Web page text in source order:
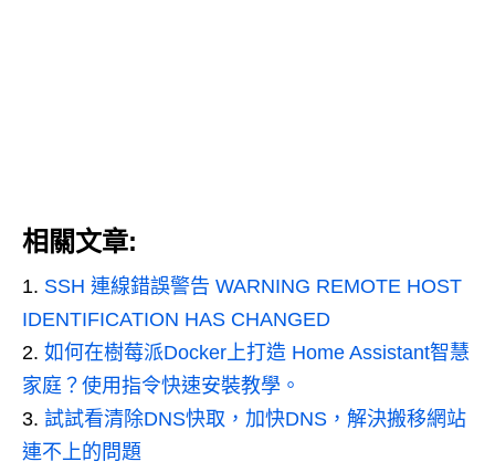
相關文章:
SSH 連線錯誤警告 WARNING REMOTE HOST
IDENTIFICATION HAS CHANGED
如何在樹莓派Docker上打造 Home Assistant智慧
家庭？使用指令快速安裝教學。
試試看清除DNS快取，加快DNS，解決搬移網站
連不上的問題